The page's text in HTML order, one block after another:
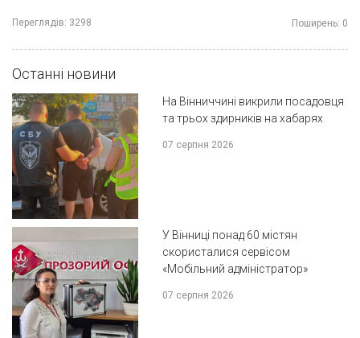
Переглядів: 3298 Поширень: 0
Останні новини
На Вінниччині викрили посадовця
та трьох здирників на хабарях
07 серпня 2026
У Вінниці понад 60 містян
скористалися сервісом
«Мобільний адміністратор»
07 серпня 2026